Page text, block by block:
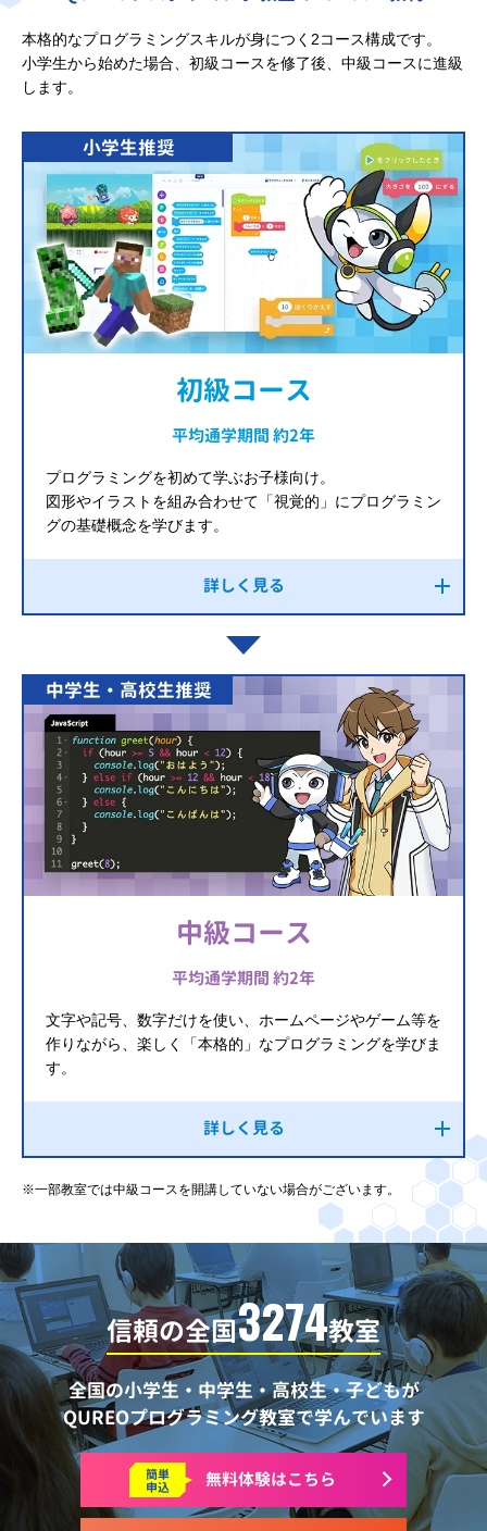
本格的なプログラミングスキルが身につく2コース構成です。
小学生から始めた場合、初級コースを修了後、中級コースに進級
します。
小学生推奨
初級コース
平均通学期間 約2年
プログラミングを初めて学ぶお子様向け。
図形やイラストを組み合わせて「視覚的」にプログラミン
グの基礎概念を学びます。
詳しく見る
中学生・高校生推奨
中級コース
平均通学期間 約2年
文字や記号、数字だけを使い、ホームページやゲーム等を
作りながら、楽しく「本格的」なプログラミングを学びま
す。
詳しく見る
※一部教室では中級コースを開講していない場合がございます。
信頼の全国3274教室
全国の小学生・中学生・高校生・子どもが
QUREOプログラミング教室で学んでいます
簡単
申込 無料体験はこちら